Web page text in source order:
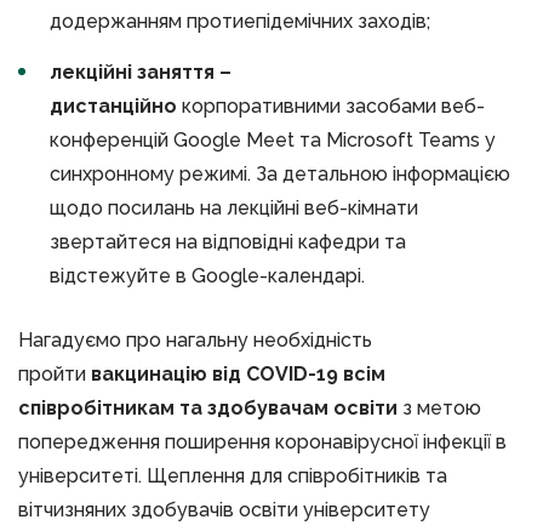
додержанням протиепідемічних заходів;
лекційні заняття –
дистанційно корпоративними засобами веб-
конференцій Google Meet та Microsoft Teams у
синхронному режимі. За детальною інформацією
щодо посилань на лекційні веб-кімнати
звертайтеся на відповідні кафедри та
відстежуйте в Google-календарі.
Нагадуємо про нагальну необхідність
пройти вакцинацію від COVID-19 всім
співробітникам та здобувачам освіти з метою
попередження поширення коронавірусної інфекції в
університеті. Щеплення для співробітників та
вітчизняних здобувачів освіти університету